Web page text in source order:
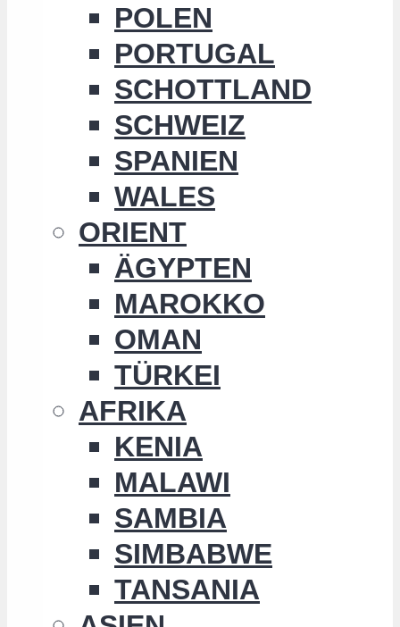
POLEN
PORTUGAL
SCHOTTLAND
SCHWEIZ
SPANIEN
WALES
ORIENT
ÄGYPTEN
MAROKKO
OMAN
TÜRKEI
AFRIKA
KENIA
MALAWI
SAMBIA
SIMBABWE
TANSANIA